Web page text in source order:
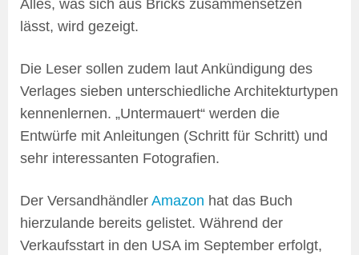
Alles, was sich aus Bricks zusammensetzen
lässt, wird gezeigt.
Die Leser sollen zudem laut Ankündigung des
Verlages sieben unterschiedliche Architekturtypen
kennenlernen. „Untermauert“ werden die
Entwürfe mit Anleitungen (Schritt für Schritt) und
sehr interessanten Fotografien.
Der Versandhändler Amazon hat das Buch
hierzulande bereits gelistet. Während der
Verkaufsstart in den USA im September erfolgt,